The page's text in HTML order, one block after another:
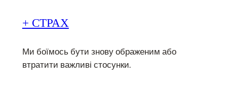
+ СТРАХ
Ми боїмось бути знову ображеним або
втратити важливі стосунки.